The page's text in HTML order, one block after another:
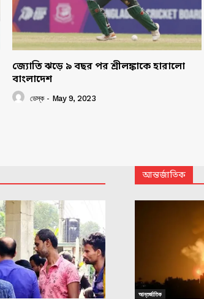
জ্যোতি ঝড়ে ৯ বছর পর শ্রীলঙ্কাকে হারালো
বাংলাদেশ
ডেস্ক - May 9, 2023
আন্তর্জাতিক
আন্তর্জাতিক